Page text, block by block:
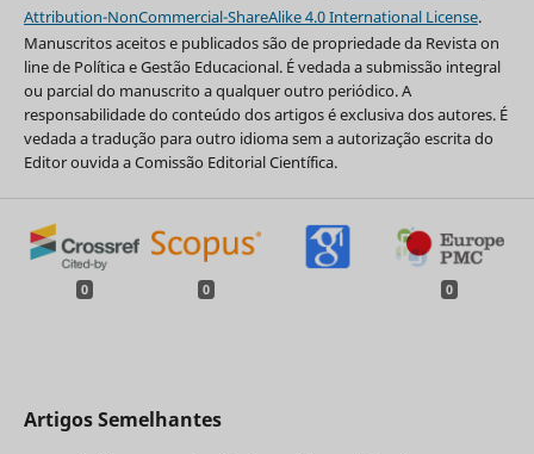
Attribution-NonCommercial-ShareAlike 4.0 International License.
Manuscritos aceitos e publicados são de propriedade da Revista on
line de Política e Gestão Educacional. É vedada a submissão integral
ou parcial do manuscrito a qualquer outro periódico. A
responsabilidade do conteúdo dos artigos é exclusiva dos autores. É
vedada a tradução para outro idioma sem a autorização escrita do
Editor ouvida a Comissão Editorial Científica.
0 0 0
Artigos Semelhantes